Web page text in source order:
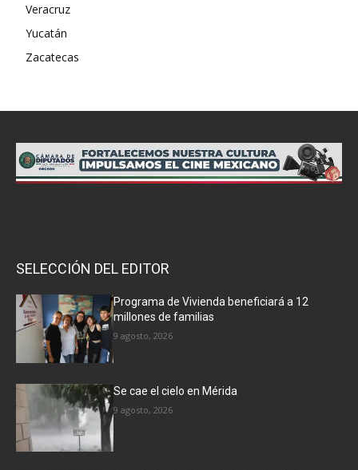
Veracruz
Yucatán
Zacatecas
SELECCIÓN DEL EDITOR
Programa de Vivienda beneficiará a 12
millones de familias
9 agosto, 2026
Se cae el cielo en Mérida
9 agosto, 2026